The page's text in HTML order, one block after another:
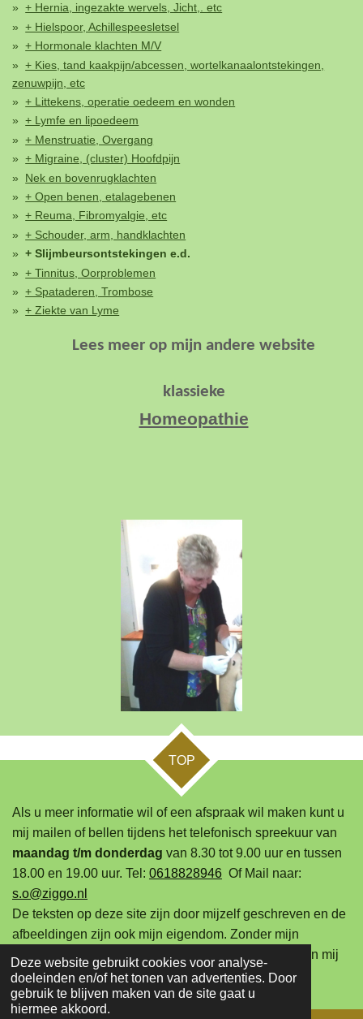
Deze website gebruikt cookies voor analyse-
doeleinden en/of het tonen van advertenties. Door
gebruik te blijven maken van de site gaat u
hiermee akkoord.
+ Hernia, ingezakte wervels, Jicht,. etc
+ Hielspoor, Achillespeesletsel
+ Hormonale klachten M/V
+ Kies, tand kaakpijn/abcessen, wortelkanaalontstekingen,
zenuwpijn, etc
+ Littekens, operatie oedeem en wonden
+ Lymfe en lipoedeem
+ Menstruatie, Overgang
+ Migraine, (cluster) Hoofdpijn
Nek en bovenrugklachten
+ Open benen, etalagebenen
+ Reuma, Fibromyalgie, etc
+ Schouder, arm, handklachten
+ Slijmbeursontstekingen e.d.
+ Tinnitus, Oorproblemen
+ Spataderen, Trombose
+ Ziekte van Lyme
Lees meer op mijn andere website
klassieke
Homeopathie
TOP
Als u meer informatie wil of een afspraak wil maken kunt u
mij mailen of bellen tijdens het telefonisch spreekuur van
maandag t/m donderdag van 8.30 tot 9.00 uur en tussen
18.00 en 19.00 uur. Tel: 0618828946 Of Mail naar:
s.o@ziggo.nl
De teksten op deze site zijn door mijzelf geschreven en de
afbeeldingen zijn ook mijn eigendom. Zonder mijn
toestemming mag u geen teksten of afbeeldingen van mij
gebruiken.